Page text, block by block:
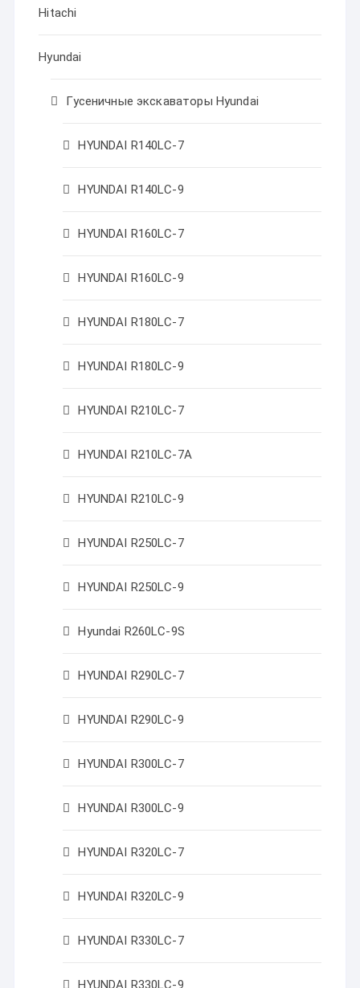
Hitachi
Hyundai
Гусеничные экскаваторы Hyundai
HYUNDAI R140LC-7
HYUNDAI R140LC-9
HYUNDAI R160LC-7
HYUNDAI R160LC-9
HYUNDAI R180LC-7
HYUNDAI R180LC-9
HYUNDAI R210LC-7
HYUNDAI R210LC-7A
HYUNDAI R210LC-9
HYUNDAI R250LC-7
HYUNDAI R250LC-9
Hyundai R260LC-9S
HYUNDAI R290LC-7
HYUNDAI R290LC-9
HYUNDAI R300LC-7
HYUNDAI R300LC-9
HYUNDAI R320LC-7
HYUNDAI R320LC-9
HYUNDAI R330LC-7
HYUNDAI R330LC-9